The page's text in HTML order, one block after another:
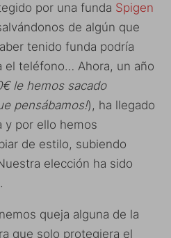
por una funda Spigen
de algún que
tenido funda podría
el teléfono… Ahora, un año
le hemos sacado
pensábamos!), ha llegado
y por ello hemos
de estilo, subiendo
elección ha sido
.
queja alguna de la
que solo protegiera el